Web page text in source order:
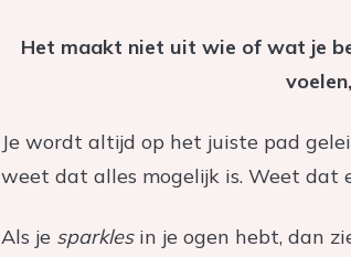
Het maakt niet uit wie of wat je
Je wordt altijd op het juiste pad
weet dat alles mogelijk is. Weet dat
Als je sparklesin je ogen hebt, dan